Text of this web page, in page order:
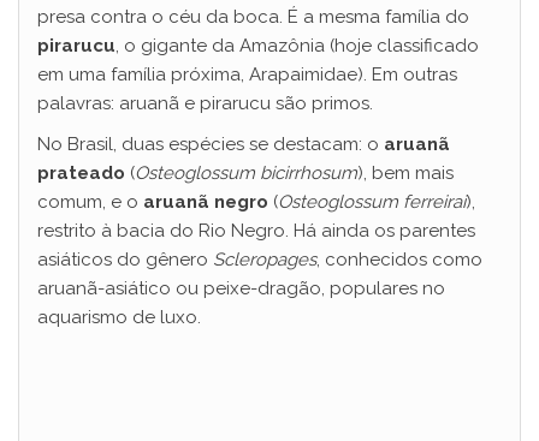
i
d
e
o
presa contra o céu da boca. É a mesma família do
pirarucu , o gigante da Amazônia (hoje classificado
em uma família próxima, Arapaimidae). Em outras
palavras: aruanã e pirarucu são primos.
No Brasil, duas espécies se destacam: o aruanã
prateado (Osteoglossum bicirrhosum), bem mais
comum, e o aruanã negro (Osteoglossum ferreirai),
restrito à bacia do Rio Negro. Há ainda os parentes
asiáticos do gênero Scleropages, conhecidos como
aruanã-asiático ou peixe-dragão, populares no
aquarismo de luxo.